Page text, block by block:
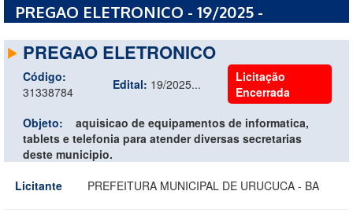
PREGAO ELETRONICO - 19/2025 -
PREGAO ELETRONICO
Código:
31338784
Edital: 19/2025...
Licitação
Encerrada
Objeto:
aquisicao de equipamentos de informatica,
tablets e telefonia para atender diversas secretarias
deste municipio.
Licitante
PREFEITURA MUNICIPAL DE URUCUCA - BA